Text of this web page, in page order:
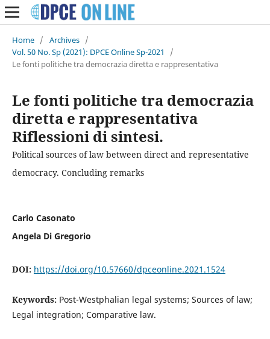
Home / Archives /
Vol. 50 No. Sp (2021): DPCE Online Sp-2021
/
Le fonti politiche tra democrazia diretta e rappresentativa
Le fonti politiche tra democrazia
diretta e rappresentativa
Riflessioni di sintesi.
Political sources of law between direct and representative
democracy. Concluding remarks
Carlo Casonato
Angela Di Gregorio
DOI: https://doi.org/10.57660/dpceonline.2021.1524
Keywords: Post-Westphalian legal systems; Sources of law;
Legal integration; Comparative law.